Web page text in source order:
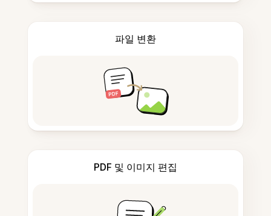
파일 변환
PDF 및 이미지 편집